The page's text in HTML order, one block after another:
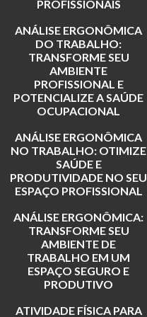
PROFISSIONAIS
ANÁLISE ERGONÔMICA
DO TRABALHO:
TRANSFORME SEU
AMBIENTE
PROFISSIONAL E
POTENCIALIZE A SAÚDE
OCUPACIONAL
ANÁLISE ERGONÔMICA
NO TRABALHO: OTIMIZE
SAÚDE E
PRODUTIVIDADE NO SEU
ESPAÇO PROFISSIONAL
ANÁLISE ERGONÔMICA:
TRANSFORME SEU
AMBIENTE DE
TRABALHO EM UM
ESPAÇO SEGURO E
PRODUTIVO
ATIVIDADE FÍSICA PARA